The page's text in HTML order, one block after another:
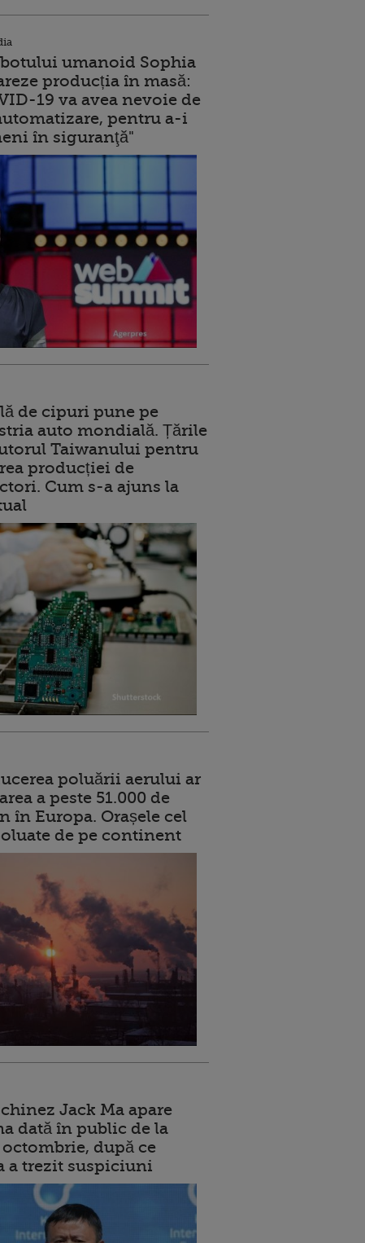
umanoid Sophia
producția în masă:
19 va avea nevoie de
pentru a-i
în siguranţă"
de cipuri pune pe
auto mondială. Țările
Taiwanului pentru
producției de
Cum s-a ajuns la
poluării aerului ar
a peste 51.000 de
în Europa. Orașele cel
de pe continent
Jack Ma apare
dată în public de la
după ce
a trezit suspiciuni